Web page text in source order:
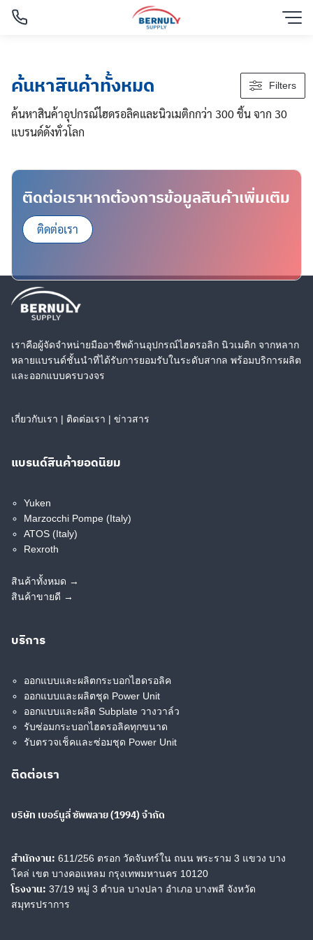
Skip
English
ไทย
ค้นหาสินค้าทั้งหมด
ค้นหาสินค้าอุปกรณ์ไฮดรอลิคและนิวเมติกกว่า 300 ชิ้น จาก 30
แบรนด์ดังทั่วโลก
ติดต่อเราหากต้องการข้อมูลสินค้าเพิ่มเติม
ติดต่อเรา
Pilot Operated Valve,
02. MKH 2-Way Ball
Valve
02. VSO-SE 03 Pilot
Operated Check, Single
12 cc
2PBA Specifications
32 cc 3KH Multiway Ball Valve
5073, 5090
Filters
เราคือผู้จัดจำหน่ายมืออาชีพด้านอุปกรณ์ไฮดรอลิก นิวเมติก จากหลาก
หลายแบรนด์ชั้นนำที่ได้รับการยอมรับในระดับสากล พร้อมบริการผลิต
และออกแบบครบวงจร
เกี่ยวกับเรา | ติดต่อเรา | ข่าวสาร
แบรนด์สินค้ายอดนิยม
Yuken
Marzocchi Pompe (Italy)
ATOS (Italy)
Rexroth
สินค้าทั้งหมด →
สินค้าขายดี →
บริการ
ออกแบบและผลิตกระบอกไฮดรอลิค
ออกแบบและผลิตชุด Power Unit
ออกแบบและผลิต Subplate วางวาล์ว
รับซ่อมกระบอกไฮดรอลิคทุกขนาด
รับตรวจเช็คและซ่อมชุด Power Unit
ติดต่อเรา
บริษัท เบอร์นูลี่ ซัพพลาย (1994) จำกัด
สำนักงาน: 611/256 ตรอก วัดจันทร์ใน ถนน พระราม 3 แขวง บาง
โคล่ เขต บางคอแหลม กรุงเทพมหานคร 10120
โรงงาน: 37/19 หมู่ 3 ตำบล บางปลา อำเภอ บางพลี จังหวัด
สมุทรปราการ